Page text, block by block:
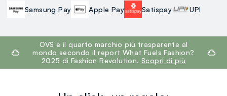
Samsung Pay Apple Pay Satispay UPI
footer.ariatitleOVS è il quarto marchio più trasparente al
mondo secondo il report What Fuels Fashion?
2025 di Fashion Revolution. Scopri di più